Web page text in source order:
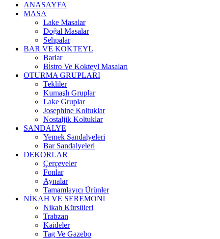
ANASAYFA
MASA
Lake Masalar
Doğal Masalar
Sehpalar
BAR VE KOKTEYL
Barlar
Bi̇stro Ve Kokteyl Masaları
OTURMA GRUPLARI
Tekliler
Kumaşlı Gruplar
Lake Gruplar
Josephine Koltuklar
Nostaljik Koltuklar
SANDALYE
Yemek Sandalyeleri
Bar Sandalyeleri
DEKORLAR
Çerçeveler
Fonlar
Aynalar
Tamamlayıcı Ürünler
NİKAH VE SEREMONİ
Nikah Kürsüleri
Trabzan
Kaideler
Tag Ve Gazebo